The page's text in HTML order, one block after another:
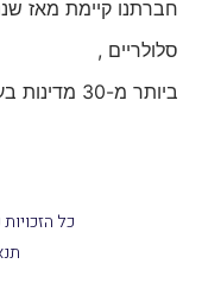
סלולריים ,
ביותר מ-30 מדינות בעולם.
כל